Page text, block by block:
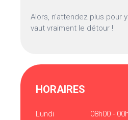
Alors, n’attendez plus pour
vaut vraiment le détour !
HORAIRES
Lundi
08h00 -